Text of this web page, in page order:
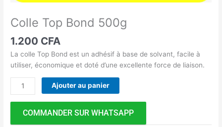
Colle Top Bond 500g
1.200 CFA
La colle Top Bond est un adhésif à base de solvant, facile à
utiliser, économique et doté d’une excellente force de liaison.
Ajouter au panier
COMMANDER SUR WHATSAPP